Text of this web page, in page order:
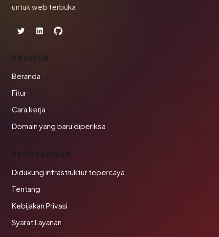
untuk web terbuka.
PRODUK
Beranda
Fitur
Cara kerja
Domain yang baru diperiksa
PERUSAHAAN
Didukung infrastruktur tepercaya
Tentang
Kebijakan Privasi
Syarat Layanan